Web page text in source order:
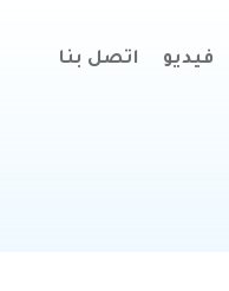
فيديو اتصل بنا